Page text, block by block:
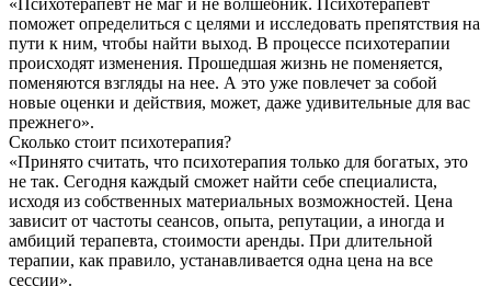
«Психотерапевт не маг и не волшебник. Психотерапевт
поможет определиться с целями и исследовать препятствия на
пути к ним, чтобы найти выход. В процессе психотерапии
происходят изменения. Прошедшая жизнь не поменяется,
поменяются взгляды на нее. А это уже повлечет за собой
новые оценки и действия, может, даже удивительные для вас
прежнего».
Сколько стоит психотерапия?
«Принято считать, что психотерапия только для богатых, это
не так. Сегодня каждый сможет найти себе специалиста,
исходя из собственных материальных возможностей. Цена
зависит от частоты сеансов, опыта, репутации, а иногда и
амбиций терапевта, стоимости аренды. При длительной
терапии, как правило, устанавливается одна цена на все
сессии».